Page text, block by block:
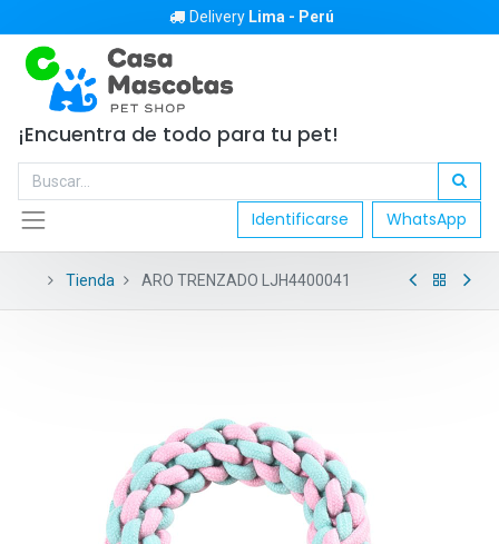
Delivery Lima - Perú
¡Encuentra de todo para tu pet!
Identificarse WhatsApp
Tienda ARO TRENZADO LJH4400041